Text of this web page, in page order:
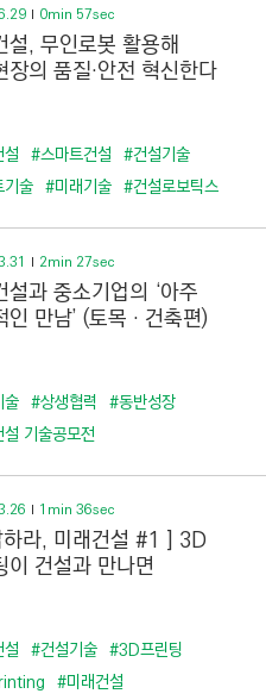
0min 57sec
설, 무인로봇 활용해
장의 품질·안전 혁신한다
#스마트건설 #건설기술
술 #미래기술 #건설로보틱스
2min 27sec
설과 중소기업의 ‘아주
인 만남’ (토목‧건축편)
#상생협력 #동반성장
기술공모전
1min 36sec
라, 미래건설 #1 ] 3D
이 건설과 만나면
#건설기술 #3D프린팅
#미래건설